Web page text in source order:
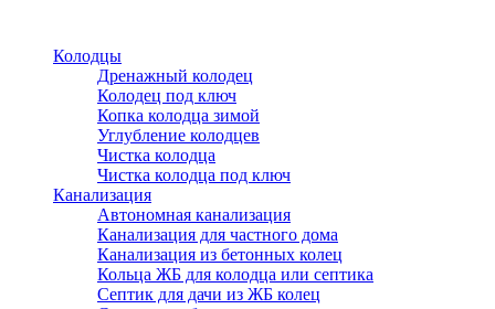
основному
содержанию
Колодцы
Дренажный колодец
Колодец под ключ
Копка колодца зимой
Углубление колодцев
Чистка колодца
Чистка колодца под ключ
Канализация
Автономная канализация
Канализация для частного дома
Канализация из бетонных колец
Кольца ЖБ для колодца или септика
Септик для дачи из ЖБ колец